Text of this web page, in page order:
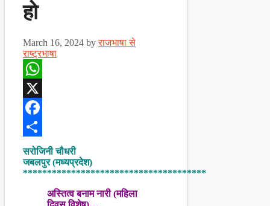
हो
March 16, 2024 byराजभाषा से
राष्ट्रभाषा
WhatsApp
X
Facebook
Share
सरोजिनी चौधरी
जबलपुर (मध्यप्रदेश)
**************************************
अस्तित्व बनाम नारी (महिला